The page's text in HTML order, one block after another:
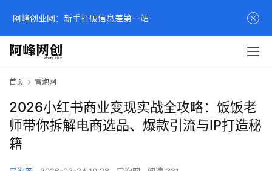
首页 冒泡网
2026小红书商业变现实战全攻略：饭饭老
师带你拆解电商选品、爆款引流与IP打造秘
籍
阿峰创业网：新手打破信息差第一站